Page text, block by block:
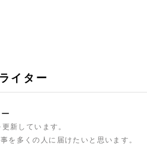
イター
新しています。
を多くの人に届けたいと思います。